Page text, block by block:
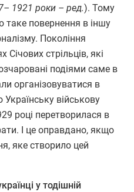
1921 роки – ред.). Тому
таке повернення в іншу
Покоління
Січових стрільців, які
подіями саме в
організовуватися в
Українську військову
році перетворилася в
І це оправдано, якщо
яке створило цей
у тодішній